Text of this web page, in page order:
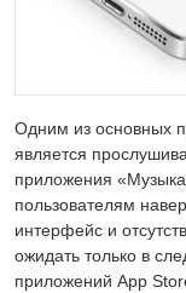
Одним из основных
является
приложения
пользователям
интерфейс и
ожидать только в
приложений App